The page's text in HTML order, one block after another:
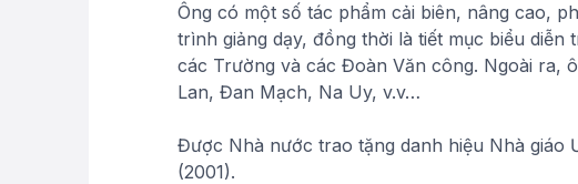
Ông có một số tác phẩm cải biên, nâng cao,
trình giảng dạy, đồng thời là tiết mục biểu
các Trường và các Đoàn Văn công. Ngoài ra,
Lan, Đan Mạch, Na Uy, v.v…
Được Nhà nước trao tặng danh hiệu Nhà giáo
(2001).